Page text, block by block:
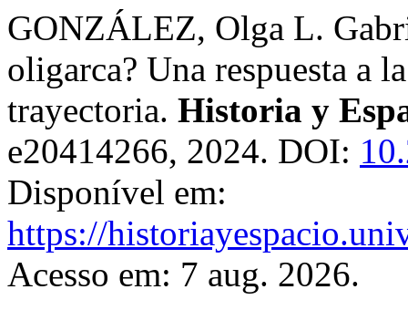
GONZÁLEZ, Olga L.
oligarca? Una respuesta a
trayectoria. Historia y
e20414266, 2024. DOI:
Disponível em:
https://
Acesso em: 7 aug. 2026.